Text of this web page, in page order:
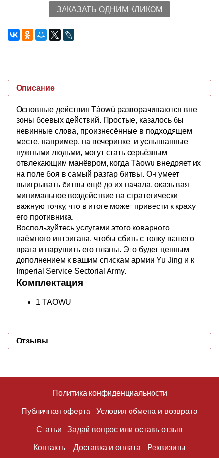
ЗАКАЗАТЬ ОДНИМ КЛИКОМ
Описание
Основные действия Táowù разворачиваются вне
зоны боевых действий. Простые, казалось бы
невинные слова, произнесённые в подходящем
месте, например, на вечеринке, и услышанные
нужными людьми, могут стать серьёзным
отвлекающим манёвром, когда Táowù внедряет их
на поле боя в самый разгар битвы. Он умеет
выигрывать битвы ещё до их начала, оказывая
минимальное воздействие на стратегически
важную точку, что в итоге может привести к краху
его противника.
Воспользуйтесь услугами этого коварного
наёмного интригана, чтобы сбить с толку вашего
врага и нарушить его планы. Это будет ценным
дополнением к вашим спискам армии Yu Jing и к
Imperial Service Sectorial Army.
Комплектация
1 TÁOWÙ
Отзывы
Политика конфиденциальности
Публичная оферта Условия обмена и возврата
Статьи Задай вопрос или оставь отзыв
Контакты Доставка и оплата Реквизиты